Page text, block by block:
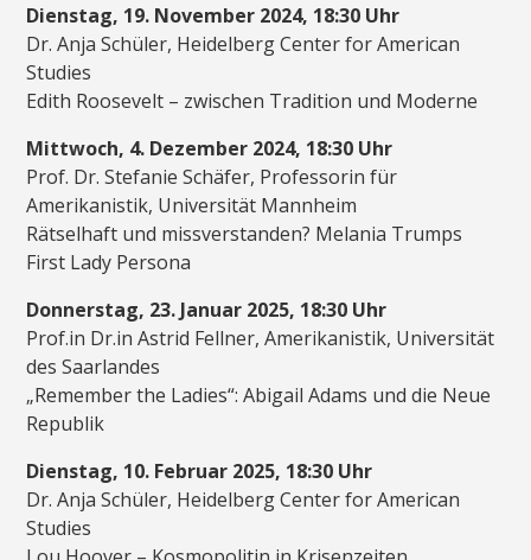
Dienstag, 19. November 2024, 18:30 Uhr
Dr. Anja Schüler, Heidelberg Center for American
Studies
Edith Roosevelt – zwischen Tradition und Moderne
Mittwoch, 4. Dezember 2024, 18:30 Uhr
Prof. Dr. Stefanie Schäfer, Professorin für
Amerikanistik, Universität Mannheim
Rätselhaft und missverstanden? Melania Trumps
First Lady Persona
Donnerstag, 23. Januar 2025, 18:30 Uhr
Prof.in Dr.in Astrid Fellner, Amerikanistik, Universität
des Saarlandes
„Remember the Ladies“: Abigail Adams und die Neue
Republik
Dienstag, 10. Februar 2025, 18:30 Uhr
Dr. Anja Schüler, Heidelberg Center for American
Studies